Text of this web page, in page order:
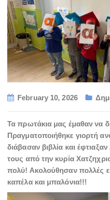
February 10, 2026
Τα πρωτάκια μας έμαθαν να
Πραγματοποιήθηκε γιορτή
διάβασαν βιβλία και
τους από την κυρία
πολύ! Ακολούθησαν πολλές
καπέλα και μπαλόνια!!!